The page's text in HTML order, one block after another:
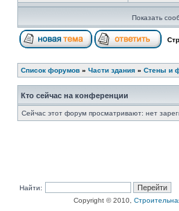
Показать
Список форумов » Части здания » Стены и
Кто сейчас на конференции
Сейчас этот форум просматривают: нет
Найти:
Copyright © 2010,